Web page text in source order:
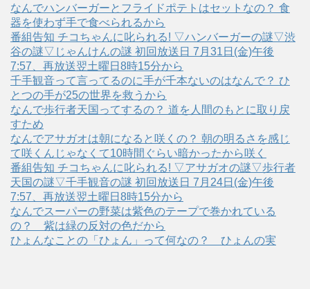
なんでハンバーガーとフライドポテトはセットなの？ 食
器を使わず手で食べられるから
番組告知 チコちゃんに叱られる! ▽ハンバーガーの謎▽渋
谷の謎▽じゃんけんの謎 初回放送日 7月31日(金)午後
7:57、再放送翌土曜日8時15分から
千手観音って言ってるのに手が千本ないのはなんで？ ひ
とつの手が25の世界を救うから
なんで歩行者天国ってするの？ 道を人間のもとに取り戻
すため
なんでアサガオは朝になると咲くの？ 朝の明るさを感じ
て咲くんじゃなくて10時間ぐらい暗かったから咲く
番組告知 チコちゃんに叱られる! ▽アサガオの謎▽歩行者
天国の謎▽千手観音の謎 初回放送日 7月24日(金)午後
7:57、再放送翌土曜日8時15分から
なんでスーパーの野菜は紫色のテープで巻かれている
の？ 紫は緑の反対の色だから
ひょんなことの「ひょん」って何なの？ ひょんの実